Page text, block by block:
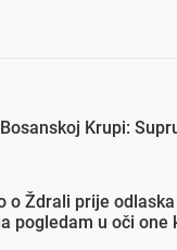
Krupi:
o Ždrali prije
pogledam u oči one